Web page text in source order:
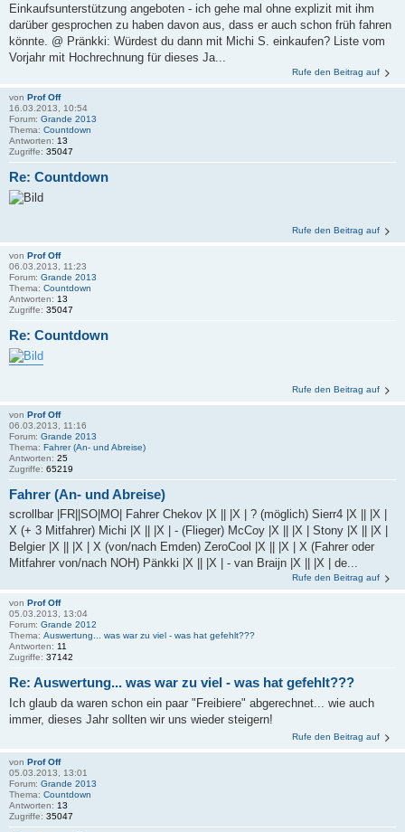
Einkaufsunterstützung angeboten - ich gehe mal ohne explizit mit ihm
darüber gesprochen zu haben davon aus, dass er auch schon früh fahren
könnte. @ Pränkki: Würdest du dann mit Michi S. einkaufen? Liste vom
Vorjahr mit Hochrechnung für dieses Ja...
Rufe den Beitrag auf
von Prof Off
16.03.2013, 10:54
Forum: Grande 2013
Thema: Countdown
Antworten: 13
Zugriffe: 35047
Re: Countdown
Rufe den Beitrag auf
von Prof Off
06.03.2013, 11:23
Forum: Grande 2013
Thema: Countdown
Antworten: 13
Zugriffe: 35047
Re: Countdown
Rufe den Beitrag auf
von Prof Off
06.03.2013, 11:16
Forum: Grande 2013
Thema: Fahrer (An- und Abreise)
Antworten: 25
Zugriffe: 65219
Fahrer (An- und Abreise)
scrollbar |FR||SO|MO| Fahrer Chekov |X || |X | ? (möglich) Sierr4 |X || |X |
X (+ 3 Mitfahrer) Michi |X || |X | - (Flieger) McCoy |X || |X | Stony |X || |X |
Belgier |X || |X | X (von/nach Emden) ZeroCool |X || |X | X (Fahrer oder
Mitfahrer von/nach NOH) Pänkki |X || |X | - van Braijn |X || |X | de...
Rufe den Beitrag auf
von Prof Off
05.03.2013, 13:04
Forum: Grande 2012
Thema: Auswertung... was war zu viel - was hat gefehlt???
Antworten: 11
Zugriffe: 37142
Re: Auswertung... was war zu viel - was hat gefehlt???
Ich glaub da waren schon ein paar "Freibiere" abgerechnet... wie auch
immer, dieses Jahr sollten wir uns wieder steigern!
Rufe den Beitrag auf
von Prof Off
05.03.2013, 13:01
Forum: Grande 2013
Thema: Countdown
Antworten: 13
Zugriffe: 35047